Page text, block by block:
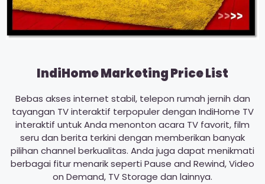
IndiHome Marketing Price List
Bebas akses internet stabil, telepon rumah jernih dan
tayangan TV interaktif terpopuler dengan IndiHome TV
interaktif untuk Anda menonton acara TV favorit, film
seru dan berita terkini dengan memberikan banyak
pilihan channel berkualitas. Anda juga dapat menikmati
berbagai fitur menarik seperti Pause and Rewind, Video
on Demand, TV Storage dan lainnya.